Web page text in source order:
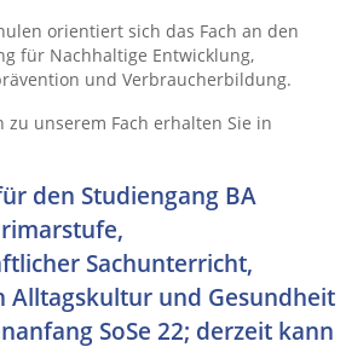
orientiert sich das Fach an den
für Nachhaltige Entwicklung,
und Verbraucherbildung.
unserem Fach erhalten Sie in
den Studiengang BA
Sachunterricht,
Alltagskultur und Gesundheit
SoSe 22; derzeit kann